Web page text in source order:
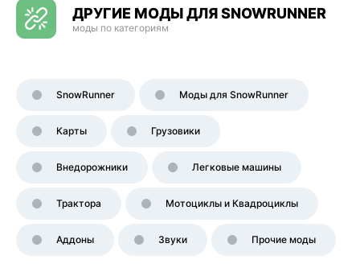
ДРУГИЕ МОДЫ ДЛЯ SNOWRUNNER
моды по категориям
SnowRunner Моды для SnowRunner
Карты Грузовики
Внедорожники Легковые машины
Трактора Мотоциклы и Квадроциклы
Аддоны Звуки Прочие моды